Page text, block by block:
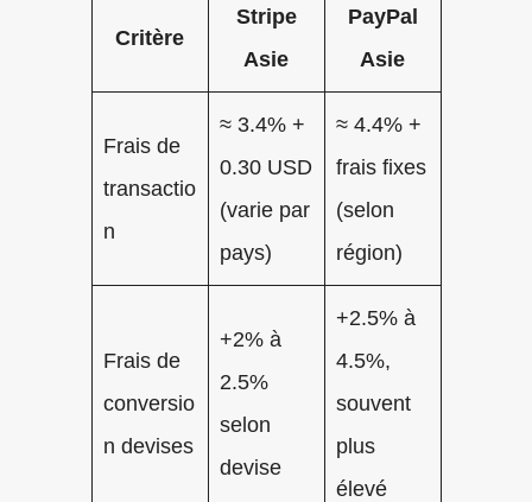
Critère
Stripe
Asie
PayPal
Asie
Frais de
transactio
n
≈ 3.4% +
0.30 USD
(varie par
pays)
≈ 4.4% +
frais fixes
(selon
région)
Frais de
conversio
n devises
+2% à
2.5%
selon
devise
+2.5% à
4.5%,
souvent
plus
élevé